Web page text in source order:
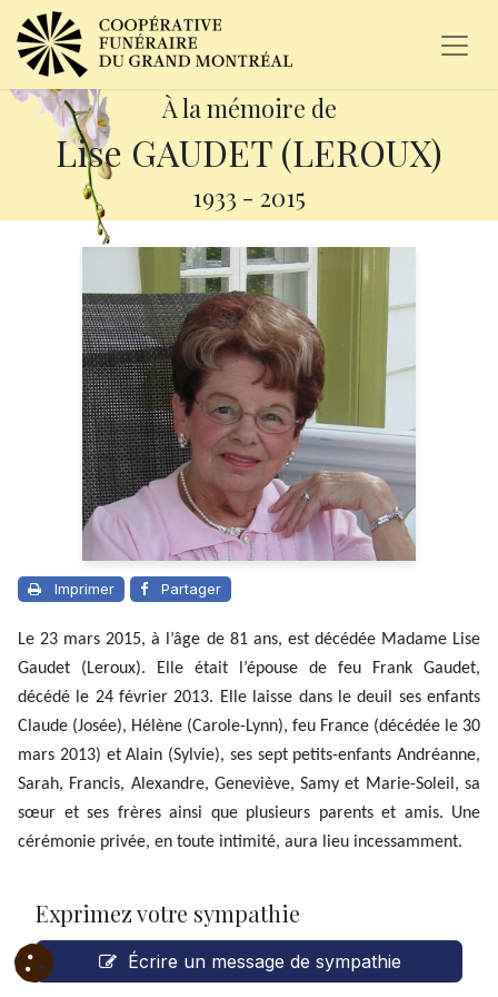
À la mémoire de
Lise GAUDET (LEROUX)
1933 - 2015
Imprimer Partager
Le 23 mars 2015, à l’âge de 81 ans, est décédée Madame Lise
Gaudet (Leroux). Elle était l’épouse de feu Frank Gaudet,
décédé le 24 février 2013. Elle laisse dans le deuil ses enfants
Claude (Josée), Hélène (Carole-Lynn), feu France (décédée le 30
mars 2013) et Alain (Sylvie), ses sept petits-enfants Andréanne,
Sarah, Francis, Alexandre, Geneviève, Samy et Marie-Soleil, sa
sœur et ses frères ainsi que plusieurs parents et amis. Une
cérémonie privée, en toute intimité, aura lieu incessamment.
Exprimez votre sympathie
Écrire un message de sympathie